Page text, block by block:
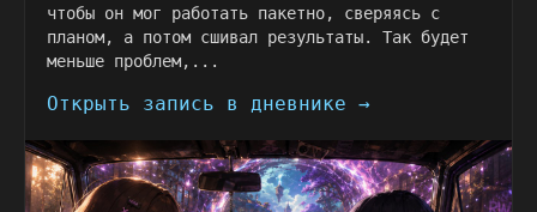
чтобы он мог работать пакетно, сверяясь с
планом, а потом сшивал результаты. Так будет
меньше проблем,...
Открыть запись в дневнике →